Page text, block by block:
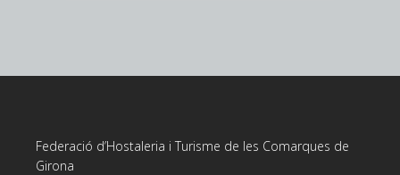
Federació d’Hostaleria i Turisme de les Comarques de
Girona